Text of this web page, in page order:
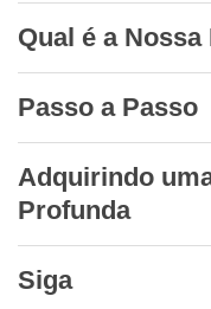
Qual é a Nossa
Passo a Passo
Adquirindo
Profunda
Siga